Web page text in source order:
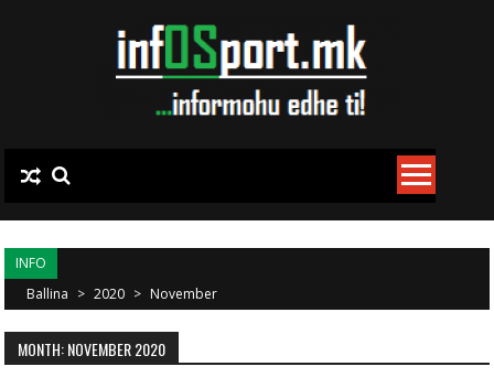
INFO
Ballina > 2020 > November
MONTH: NOVEMBER 2020